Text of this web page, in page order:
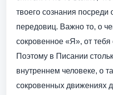
твоего сознания посреди
передовиц. Важно то, о
сокровенное «Я», от
Поэтому в Писании
внутреннем человеке, о
сокровенных движениях